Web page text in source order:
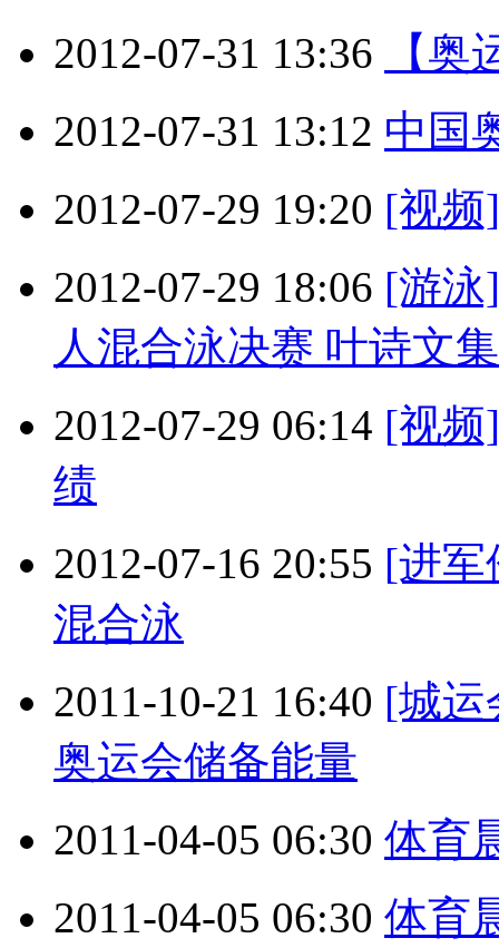
2012-07-31 13:36
【
2012-07-31 13:12 中国
2012-07-29 19:20 [视频
2012-07-29 18:06 [游泳
人混合泳决赛 叶诗文
2012-07-29 06:14 [视频
绩
2012-07-16 20:55 [进军
混合泳
2011-10-21 16:40 [城运
奥运会储备能量
2011-04-05 06:30 体育
2011-04-05 06:30 体育